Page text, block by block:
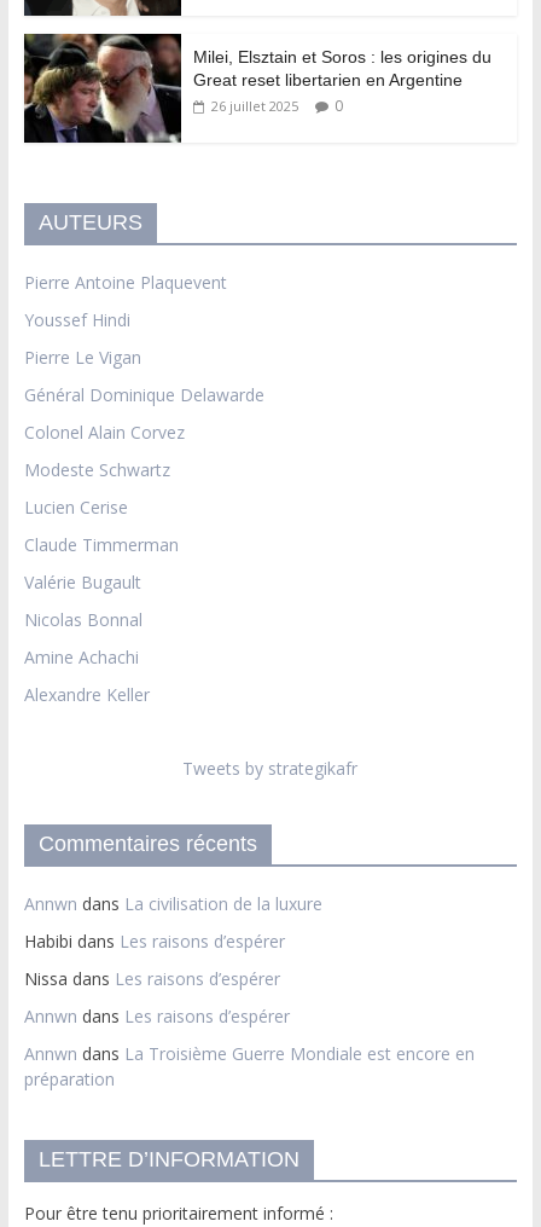
Milei, Elsztain et Soros : les origines du
Great reset libertarien en Argentine
26 juillet 2025 0
AUTEURS
Pierre Antoine Plaquevent
Youssef Hindi
Pierre Le Vigan
Général Dominique Delawarde
Colonel Alain Corvez
Modeste Schwartz
Lucien Cerise
Claude Timmerman
Valérie Bugault
Nicolas Bonnal
Amine Achachi
Alexandre Keller
Tweets by strategikafr
Commentaires récents
Annwn dans La civilisation de la luxure
Habibi dans Les raisons d’espérer
Nissa dans Les raisons d’espérer
Annwn dans Les raisons d’espérer
Annwn dans La Troisième Guerre Mondiale est encore en
préparation
LETTRE D’INFORMATION
Pour être tenu prioritairement informé :